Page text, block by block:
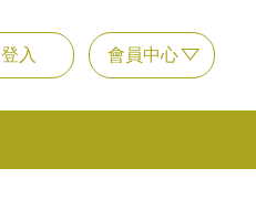
登入 會員中心